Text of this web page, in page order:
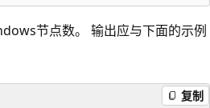
节点数。 输出应与下面的示例
复制